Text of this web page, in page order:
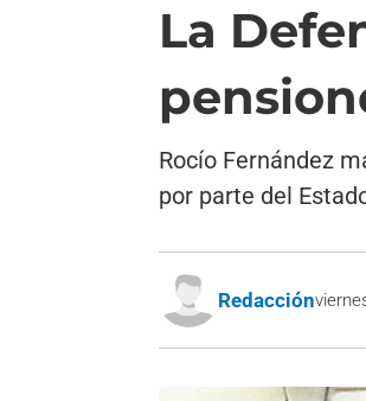
La
Rocío Fernández
por parte del
Redacción